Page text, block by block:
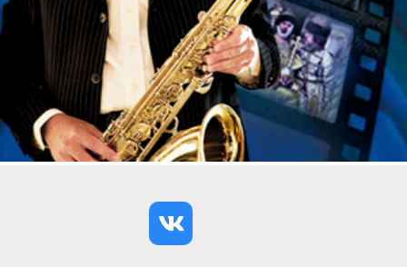
Исполнители
Atomic Cellos
Дорогие зрители! В связи с нестабильной
работой мобильного интернета просим вас
перед посещением концерта
заблаговременно сохранять билеты в
их распечатывать. Благодарим за